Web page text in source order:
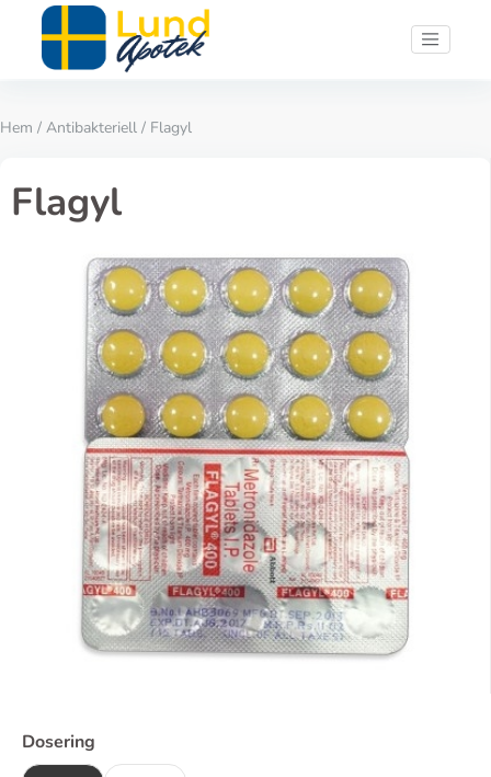
Hem / Antibakteriell / Flagyl
Flagyl
Dosering